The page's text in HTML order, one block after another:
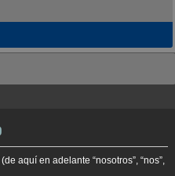
aquí en adelante “nosotros”, “nos”,